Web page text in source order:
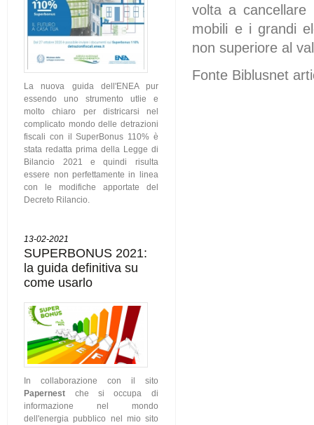
La nuova guida dell'ENEA pur
essendo uno strumento utlie e
molto chiaro per districarsi nel
complicato mondo delle detrazioni
fiscali con il SuperBonus 110% è
stata redatta prima della Legge di
Bilancio 2021 e quindi risulta
essere non perfettamente in linea
con le modifiche apportate del
Decreto Rilancio.
13-02-2021
SUPERBONUS 2021:
la guida definitiva su
come usarlo
In collaborazione con il sito
Papernest che si occupa di
informazione nel mondo
dell'energia pubblico nel mio sito
volta a
mobili e i grandi
non superiore al
Fonte Biblusnet